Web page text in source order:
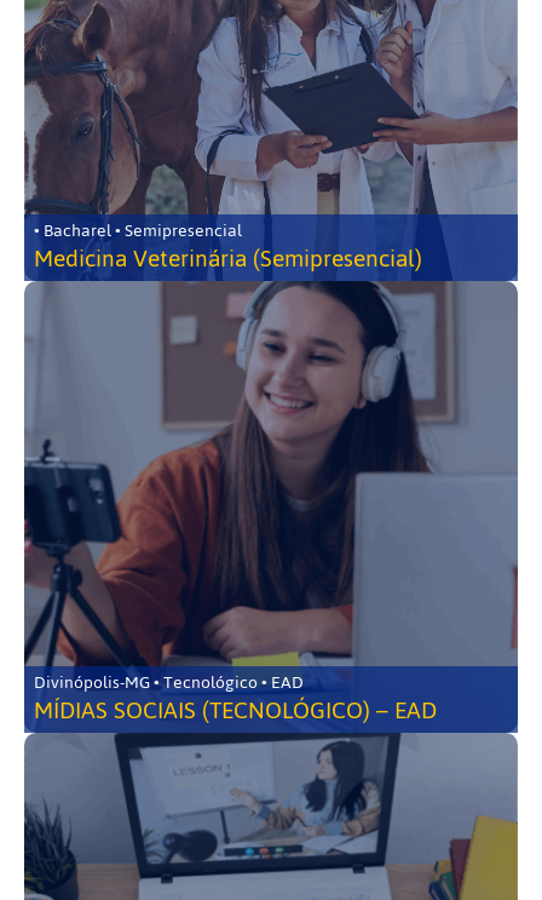
• Bacharel • Semipresencial
Medicina Veterinária (Semipresencial)
Divinópolis-MG • Tecnológico • EAD
MÍDIAS SOCIAIS (TECNOLÓGICO) – EAD